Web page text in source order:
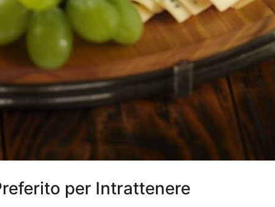
per Intrattenere